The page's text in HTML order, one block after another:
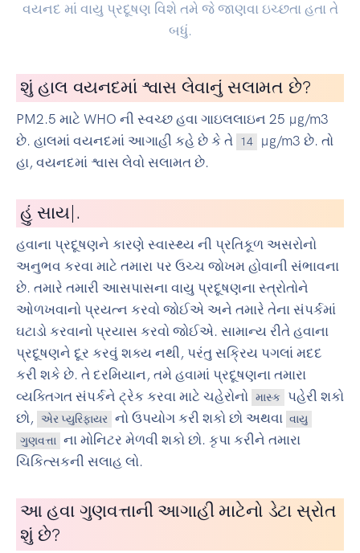
વયનદ માં વાયુ પ્રદૂષણ વિશે તમે જે જાણવા ઇચ્છતા હતા તે
બધું.
શું હાલ વયનદમાં શ્વાસ લેવાનું સલામત છે?
PM2.5 માટે WHO ની સ્વચ્છ હવા ગાઇલલાઇન 25 µg/m3
છે. હાલમાં વયનદમાં આગાહી કહે છે કે તે
14
µg/m3 છે. તો
હા, વયનદમાં શ્વાસ લેવો સલામત છે.
હું સાયકલ ચલાવના
હવાના પ્રદૂષણને કારણે સ્વાસ્થ્ય ની પ્રતિકૂળ અસરોનો
અનુભવ કરવા માટે તમારા પર ઉચ્ચ જોખમ હોવાની સંભાવના
છે. તમારે તમારી આસપાસના વાયુ પ્રદૂષણના સ્ત્રોતોને
ઓળખવાનો પ્રયત્ન કરવો જોઈએ અને તમારે તેના સંપર્કમાં
ઘટાડો કરવાનો પ્રયાસ કરવો જોઈએ. સામાન્ય રીતે હવાના
પ્રદૂષણને દૂર કરવું શક્ય નથી, પરંતુ સક્રિય પગલાં મદદ
કરી શકે છે. તે દરમિયાન, તમે હવામાં પ્રદૂષણના તમારા
વ્યક્તિગત સંપર્કને ટ્રેક કરવા માટે ચહેરોનો માસ્ક પહેરી શકો
છો,
એર પ્યુરિફાયર નો ઉપયોગ કરી શકો છો અથવા વાયુ
ગુણવત્તા
ના મોનિટર મેળવી શકો છો. કૃપા કરીને તમારા
ચિકિત્સકની સલાહ લો.
આ હવા ગુણવત્તાની આગાહી માટેનો ડેટા સ્રોત
શું છે?